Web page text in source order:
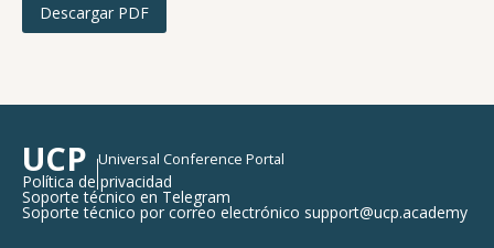
Descargar PDF
UCP Universal Conference Portal
Política de privacidad
Soporte técnico en Telegram
Soporte técnico por correo electrónico support@ucp.academy